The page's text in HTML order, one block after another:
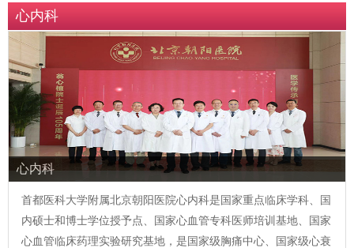
心内科
心内科
首都医科大学附属北京朝阳医院心内科是国家重点临床学科、国
内硕士和博士学位授予点、国家心血管专科医师培训基地、国家
心血管临床药理实验研究基地，是国家级胸痛中心、国家级心衰